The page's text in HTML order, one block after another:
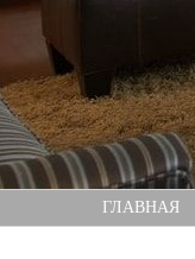
ГЛАВНАЯ